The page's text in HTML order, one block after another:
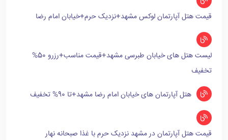
قیمت هتل آپارتمان لوکس مشهد+نزدیک حرم+خیابان امام رضا
لیست هتل های خیابان طبرسی مشهد+قیمت مناسب+رزرو 50%
تخفیف
هتل آپارتمان های خیابان امام رضا مشهد+تا 90% تخفیف
قیمت هتل آپارتمان در مشهد نزدیک حرم با غذا صبحانه نهار